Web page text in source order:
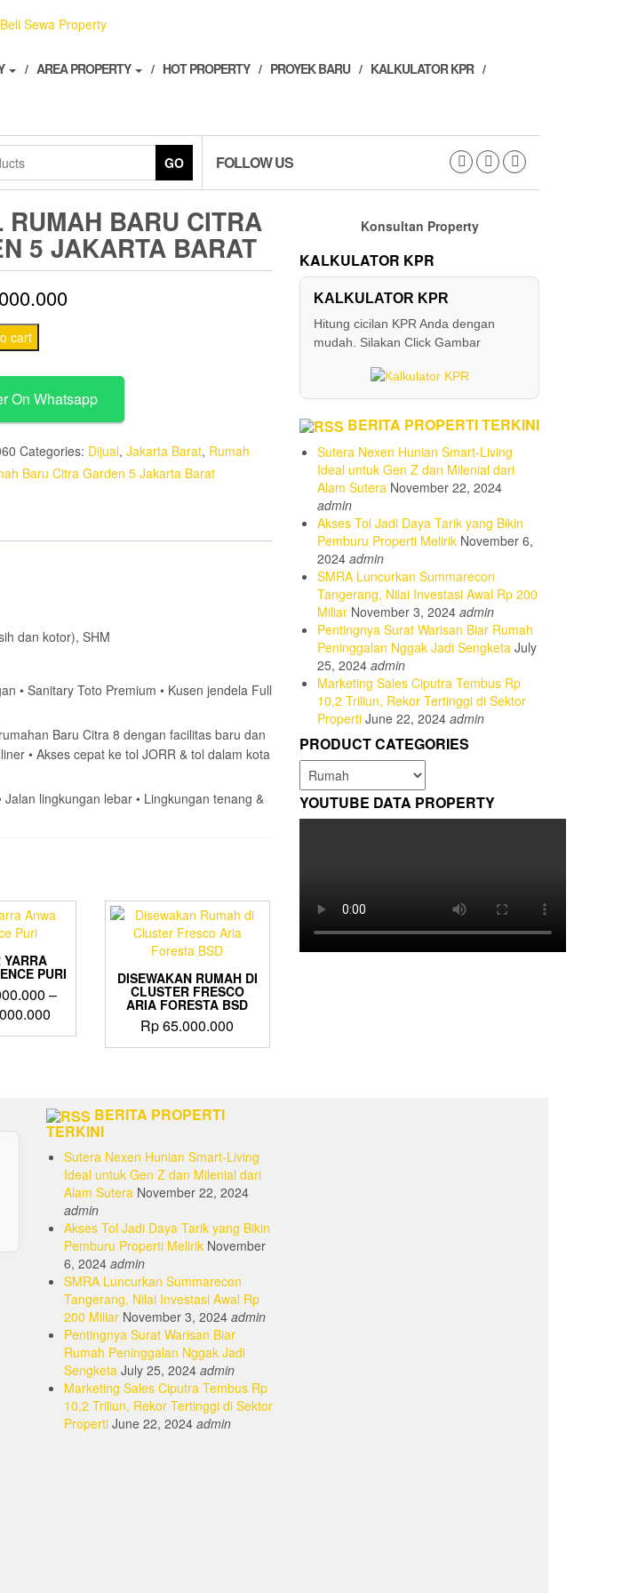
AREA PROPERTY HOT PROPERTY PROYEK BARU KALKULATOR KPR
GO FOLLOW US
RUMAH BARU CITRA
5 JAKARTA BARAT
cart
On Whatsapp
Categories: Dijual, Jakarta Barat, Rumah
Baru Citra Garden 5 Jakarta Barat
dan kotor), SHM
•⁠ ⁠Sanitary Toto Premium •⁠ ⁠Kusen jendela Full
Baru Citra 8 dengan facilitas baru dan
•⁠ ⁠Akses cepat ke tol JORR & tol dalam kota
lingkungan lebar •⁠ ⁠Lingkungan tenang &
YARRA
PURI
–
range:
Rp 1.800.000.000
DISEWAKAN RUMAH DI
CLUSTER FRESCO
ARIA FORESTA BSD
Rp65.000.000
Konsultan Property
KALKULATOR KPR
KALKULATOR KPR
Hitung cicilan KPR Anda dengan
mudah. Silakan Click Gambar
BERITA PROPERTI TERKINI
Sutera Nexen Hunian Smart-Living
Ideal untuk Gen Z dan Milenial dari
Alam Sutera November 22, 2024
admin
Akses Tol Jadi Daya Tarik yang Bikin
Pemburu Properti Melirik November 6,
2024 admin
SMRA Luncurkan Summarecon
Tangerang, Nilai Investasi Awal Rp 200
Miliar November 3, 2024 admin
Pentingnya Surat Warisan Biar Rumah
Peninggalan Nggak Jadi Sengketa July
25, 2024 admin
Marketing Sales Ciputra Tembus Rp
10,2 Triliun, Rekor Tertinggi di Sektor
Properti June 22, 2024 admin
PRODUCT CATEGORIES
YOUTUBE DATA PROPERTY
BERITA PROPERTI
TERKINI
Sutera Nexen Hunian Smart-Living
Ideal untuk Gen Z dan Milenial dari
Alam Sutera November 22, 2024
admin
Akses Tol Jadi Daya Tarik yang Bikin
Pemburu Properti Melirik November
6, 2024 admin
SMRA Luncurkan Summarecon
Tangerang, Nilai Investasi Awal Rp
200 Miliar November 3, 2024 admin
Pentingnya Surat Warisan Biar
Rumah Peninggalan Nggak Jadi
Sengketa July 25, 2024 admin
Marketing Sales Ciputra Tembus Rp
10,2 Triliun, Rekor Tertinggi di Sektor
Properti June 22, 2024 admin